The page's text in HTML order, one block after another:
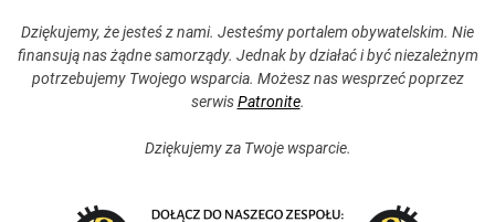
Dziękujemy, że jesteś z nami. Jesteśmy portalem obywatelskim. Nie
finansują nas żądne samorządy. Jednak by działać i być niezależnym
potrzebujemy Twojego wsparcia. Możesz nas wesprzeć poprzez
serwisPatronite.
Dziękujemy za Twoje wsparcie.